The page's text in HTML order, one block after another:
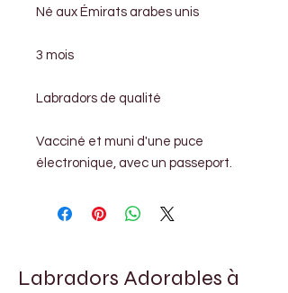
Né aux Émirats arabes unis
3 mois
Labradors de qualité
Vacciné et muni d'une puce
électronique, avec un passeport.
Labradors Adorables à